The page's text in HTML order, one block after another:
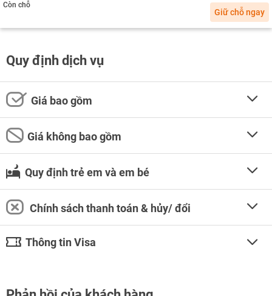
Còn chỗ
Giữ chỗ ngay
Quy định dịch vụ
Giá bao gồm
Giá không bao gồm
Quy định trẻ em và em bé
Chính sách thanh toán & hủy/ đổi
Thông tin Visa